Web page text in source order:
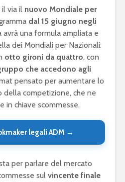
via il nuovo Mondiale per
dal 15 giugno negli
avrà una formula ampliata e
dei Mondiali per Nazionali:
otto gironi da quattro, con
che accedono agli
pensato per aumentare lo
competizione, che ne
in chiave scommesse.
legali ADM →
per parlare del mercato
sul vincente finale